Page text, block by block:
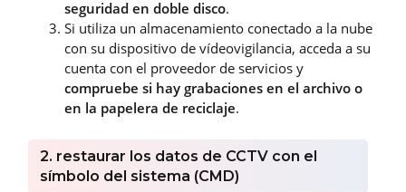
seguridad en doble disco.
Si utiliza un almacenamiento conectado a la nube
con su dispositivo de vídeovigilancia, acceda a su
cuenta con el proveedor de servicios y
compruebe si hay grabaciones en el archivo o
en la papelera de reciclaje.
2. restaurar los datos de CCTV con el
símbolo del sistema (CMD)